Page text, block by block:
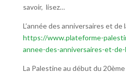
savoir, lisez…
L’année des anniversaires et
https://www.plateforme-
annee-des-anniversaires-et-
La Palestine au début du 20ème